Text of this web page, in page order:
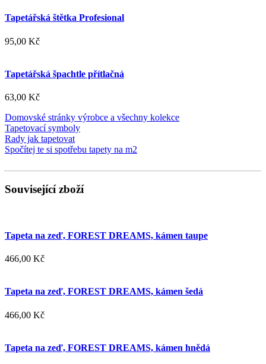
Tapetářská štětka Profesional
95,00 Kč
Tapetářská špachtle přítlačná
63,00 Kč
Domovské stránky výrobce a všechny kolekce
Tapetovací symboly
Rady jak tapetovat
Spočítej te si spotřebu tapety na m2
Související zboží
Tapeta na zeď, FOREST DREAMS, kámen taupe
466,00 Kč
Tapeta na zeď, FOREST DREAMS, kámen šedá
466,00 Kč
Tapeta na zeď, FOREST DREAMS, kámen hnědá